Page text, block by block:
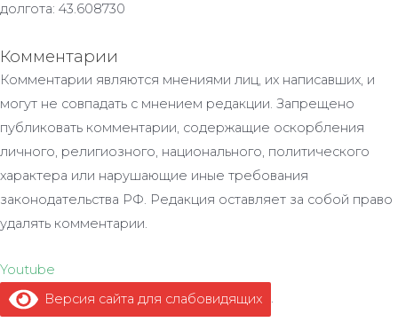
долгота: 43.608730
Комментарии
Комментарии являются мнениями лиц, их написавших, и
могут не совпадать с мнением редакции. Запрещено
публиковать комментарии, содержащие оскорбления
личного, религиозного, национального, политического
характера или нарушающие иные требования
законодательства РФ. Редакция оставляет за собой право
удалять комментарии.
Youtube
Версия сайта для слабовидящих
.